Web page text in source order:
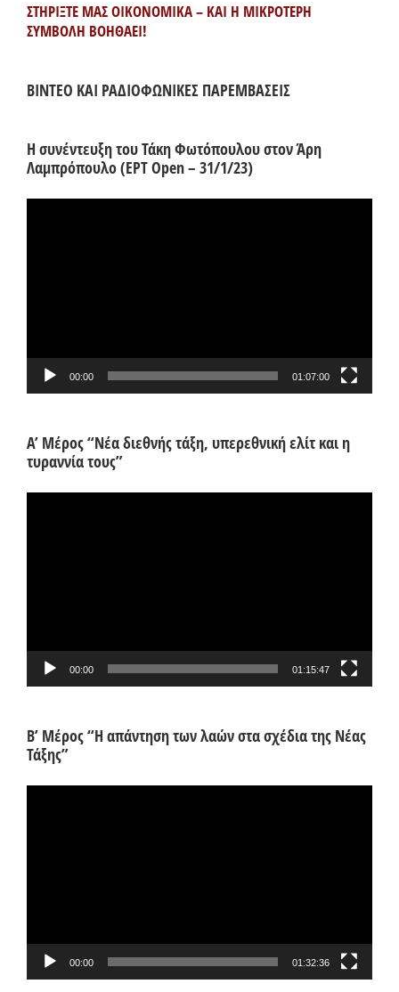
ΣΤΗΡΙΞΤΕ ΜΑΣ ΟΙΚΟΝΟΜΙΚΑ – ΚΑΙ Η ΜΙΚΡΟΤΕΡΗ
ΣΥΜΒΟΛΗ ΒΟΗΘΑΕΙ!
ΒΙΝΤΕΟ ΚΑΙ ΡΑΔΙΟΦΩΝΙΚΕΣ ΠΑΡΕΜΒΑΣΕΙΣ
Η συνέντευξη του Τάκη Φωτόπουλου στον Άρη
Λαμπρόπουλο (ΕΡΤ Open – 31/1/23)
00:00 01:07:00
Α’ Μέρος “Νέα διεθνής τάξη, υπερεθνική ελίτ και η
τυραννία τους”
00:00 01:15:47
Β’ Μέρος “Η απάντηση των λαών στα σχέδια της Νέας
Τάξης”
00:00 01:32:36